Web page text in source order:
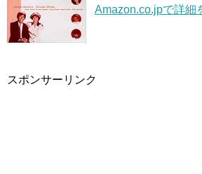
Amazon.co.jpで詳細
スポンサーリンク